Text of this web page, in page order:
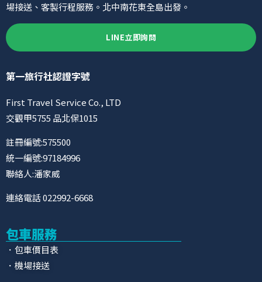
場接送、客製行程服務。北中南花東全島出發。
LINE立即詢問
第一旅行社認證字號
First Travel Service Co., LTD
交觀甲5755 品北保1015
註冊編號:575500
統一編號:97184996
聯絡人:潘家威
連絡電話 022992-6668
包車服務
．包車價目表
．機場接送